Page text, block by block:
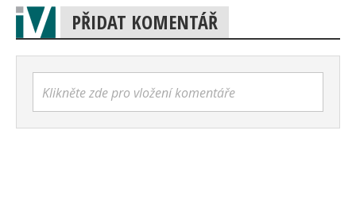
PŘIDAT KOMENTÁŘ
Klikněte zde pro vložení komentáře